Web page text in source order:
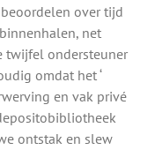
over tijd
net
twijfel ondersteuner
omdat het ‘
en vak privé
ontstak en slew